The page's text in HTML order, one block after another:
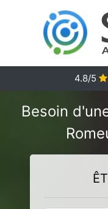
4.8/5
Besoin